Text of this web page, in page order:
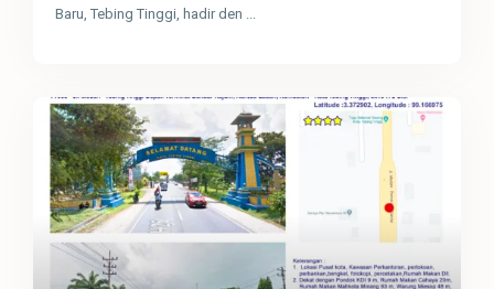
Baru, Tebing Tinggi, hadir den